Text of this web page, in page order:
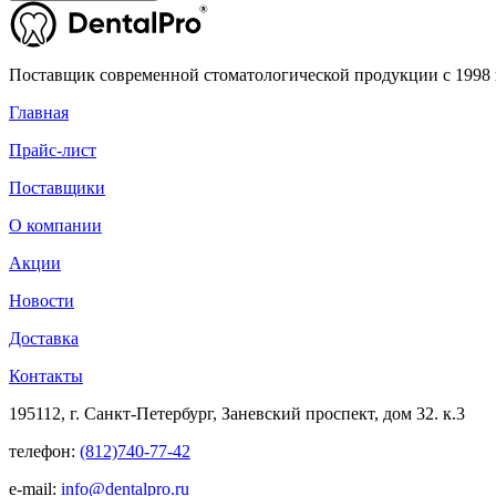
Поставщик современной стоматологической продукции с 1998
Главная
Прайс-лист
Поставщики
О компании
Акции
Новости
Доставка
Контакты
195112, г. Санкт-Петербург, Заневский проспект, дом 32. к.3
телефон: (812)740-77-42
e-mail: info@dentalpro.ru